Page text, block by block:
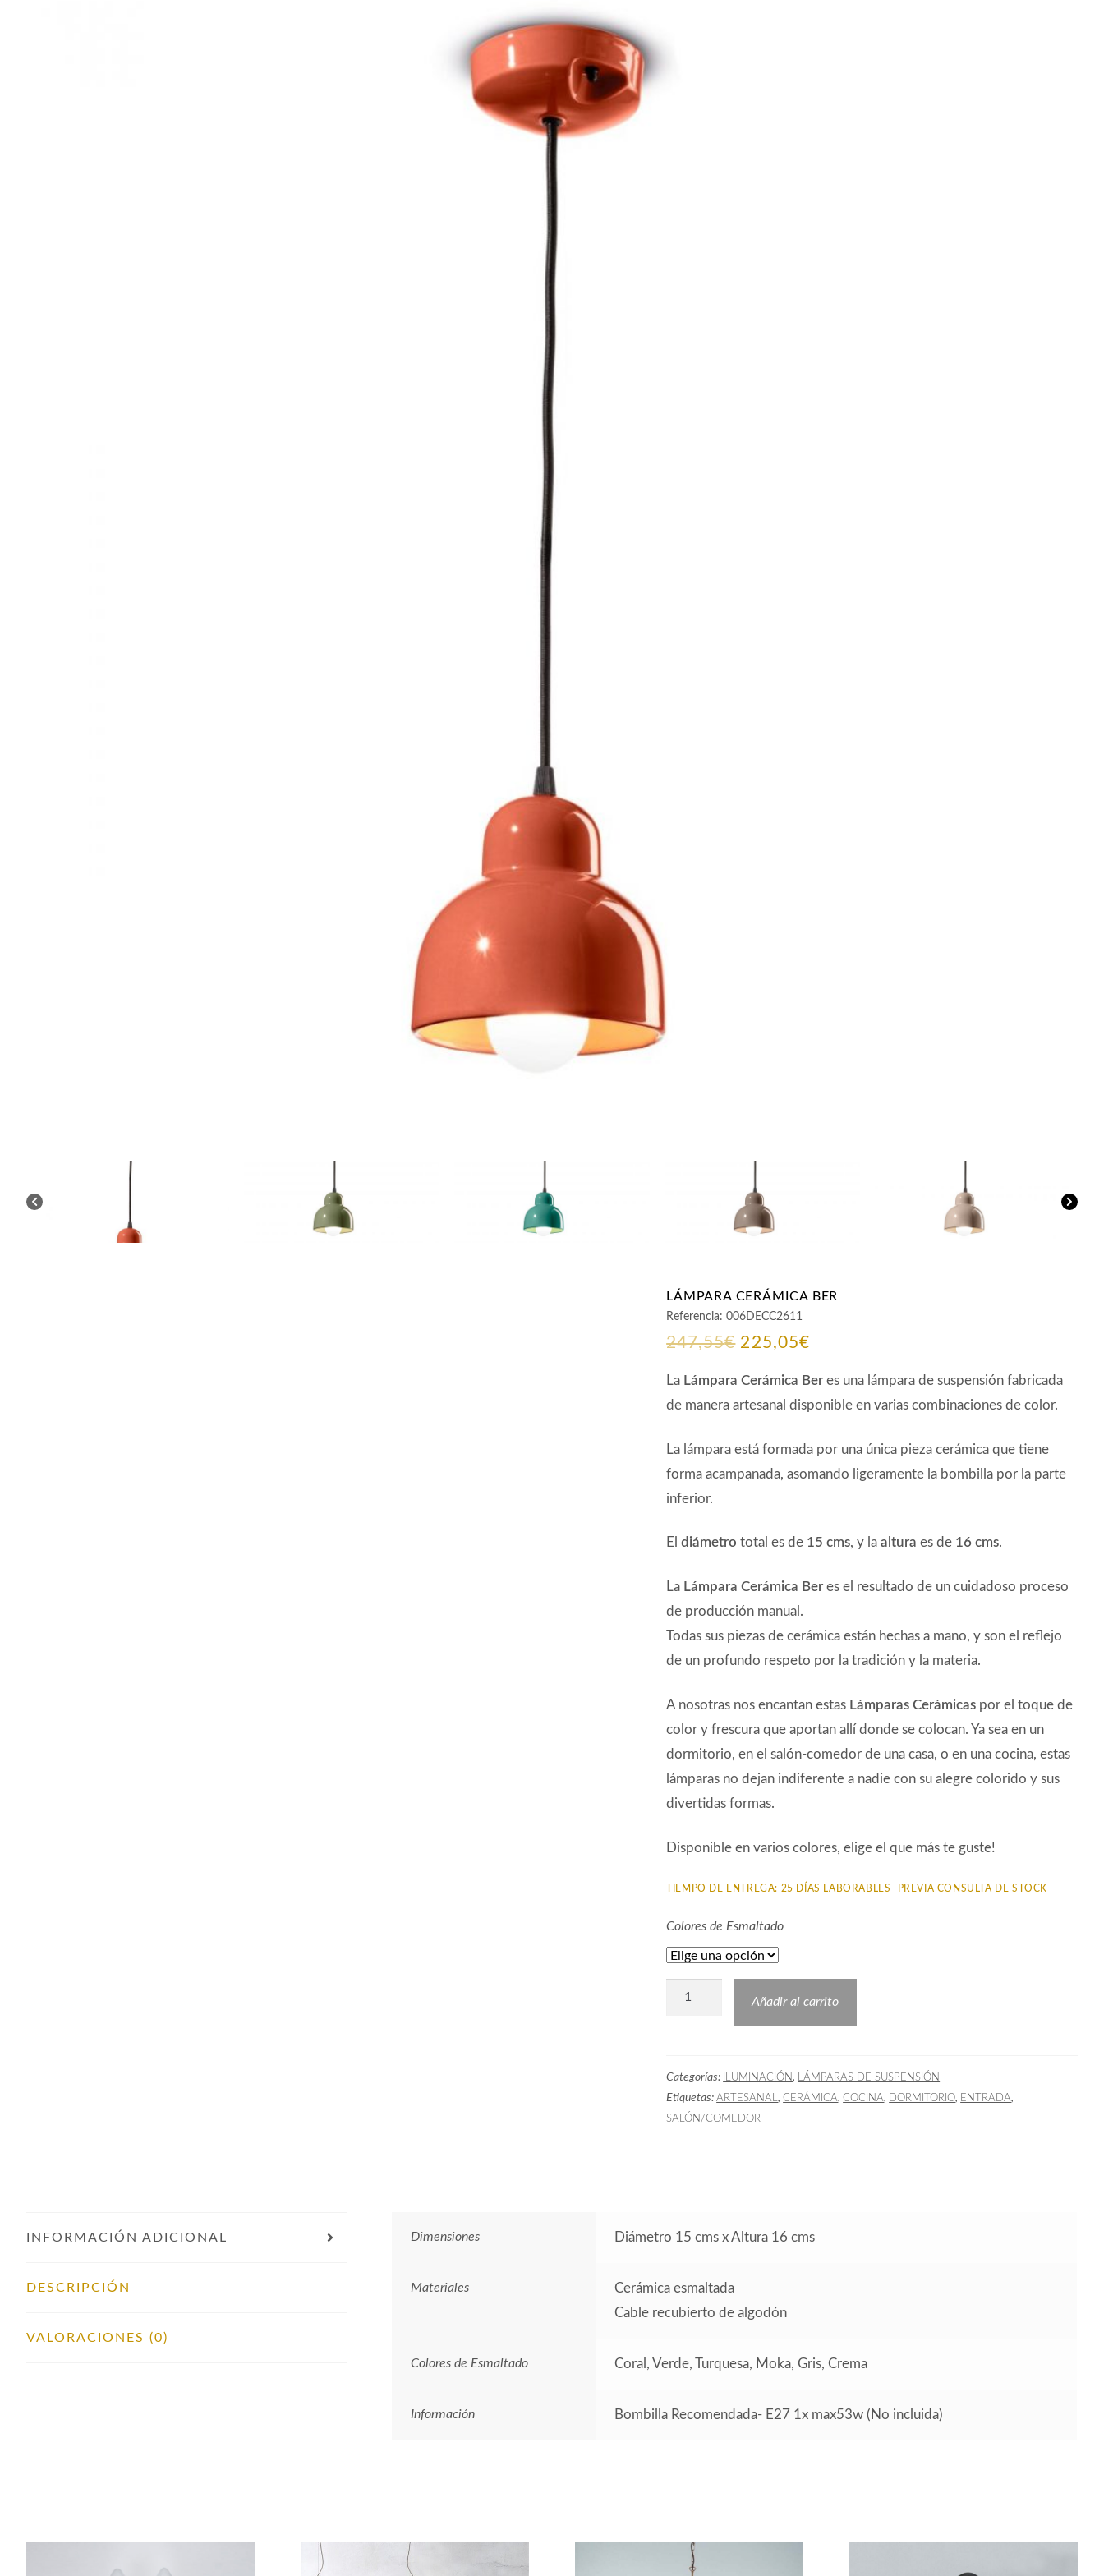
LÁMPARA CERÁMICA BER
Referencia:006DECC2611
247,55€ El
precio
original
225,05€El
precio
actual
La Lámpara Cerámica Ber es una lámpara de suspensión fabricada
de manera artesanal disponible en varias combinaciones de color.
La lámpara está formada por una única pieza cerámica que tiene
forma acampanada, asomando ligeramente la bombilla por la parte
inferior.
Eldiámetro total es de 15 cms, y laaltura es de 16 cms.
La Lámpara Cerámica Ber es el resultado de un cuidadoso proceso
de producción manual.
Todas sus piezas de cerámica están hechas a mano, y son el reflejo
de un profundo respeto por la tradición y la materia.
A nosotras nos encantan estas Lámparas Cerámicas por el toque de
color y frescura que aportan allí donde se colocan. Ya sea en un
dormitorio, en el salón-comedor de una casa, o en una cocina, estas
lámparas no dejan indiferente a nadie con su alegre colorido y sus
divertidas formas.
Disponible en varios colores, elige el que más te guste!
TIEMPO DE ENTREGA: 25 DÍAS LABORABLES- PREVIA CONSULTA DE STOCK
Colores de Esmaltado
Lámpara
Añadir al carrito
Categorías: ILUMINACIÓN, LÁMPARAS DE SUSPENSIÓN
Etiquetas:ARTESANAL,CERÁMICA,COCINA, DORMITORIO, ENTRADA,
SALÓN/COMEDOR
INFORMACIÓN ADICIONAL
DESCRIPCIÓN
VALORACIONES (0)
Dimensiones Diámetro 15 cms x Altura 16 cms
Materiales
Cerámica esmaltada
Cable recubierto de algodón
Colores de Esmaltado Coral, Verde, Turquesa, Moka, Gris, Crema
Información Bombilla Recomendada- E27 1x max53w (No incluida)